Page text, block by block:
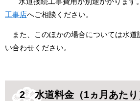
工事店へご相談ください。
また、このほかの場合については水道
い合わせください。​
2 水道料金（1ヵ月あたり